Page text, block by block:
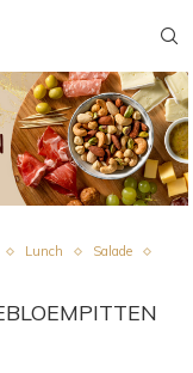
Lunch
Salade